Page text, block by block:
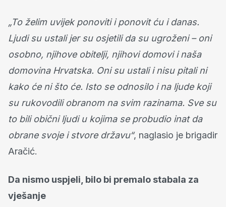
„To želim uvijek ponoviti i ponovit ću i danas.
Ljudi su ustali jer su osjetili da su ugroženi – oni
osobno, njihove obitelji, njihovi domovi i naša
domovina Hrvatska. Oni su ustali i nisu pitali ni
kako će ni što će. Isto se odnosilo i na ljude koji
su rukovodili obranom na svim razinama. Sve su
to bili obični ljudi u kojima se probudio inat da
obrane svoje i stvore državu“, naglasio je brigadir
Aračić.
Da nismo uspjeli, bilo bi premalo stabala za
vješanje